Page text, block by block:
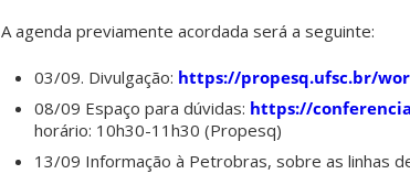
A agenda previamente acordada será a seguinte:
03/09. Divulgação: https://propesq.ufsc.br/
08/09 Espaço para dúvidas: https://
horário: 10h30-11h30 (Propesq)
13/09 Informação à Petrobras, sobre as linhas